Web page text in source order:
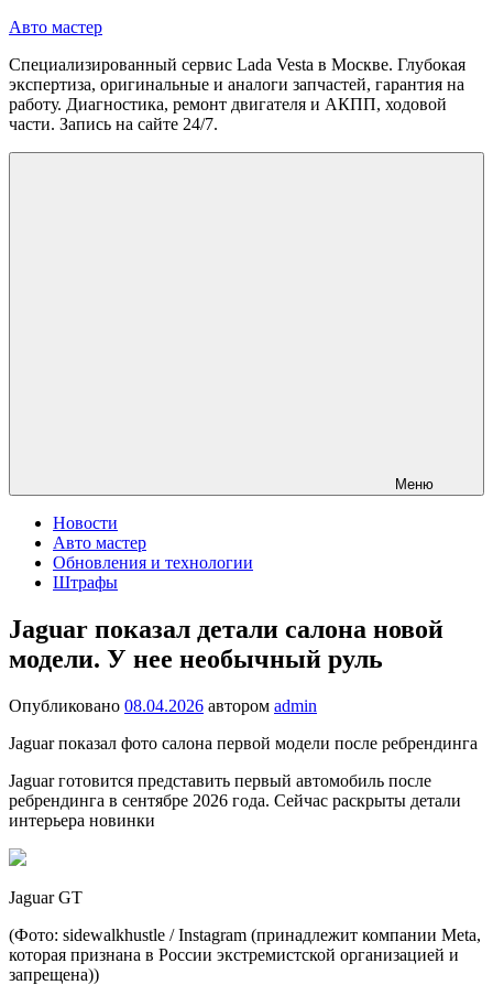
Перейти
содержимому
Авто мастер
Специализированный сервис Lada Vesta в Москве. Глубокая
экспертиза, оригинальные и аналоги запчастей, гарантия на
работу. Диагностика, ремонт двигателя и АКПП, ходовой
части. Запись на сайте 24/7.
Меню
Новости
Авто мастер
Обновления и технологии
Штрафы
Jaguar показал детали салона новой
модели. У нее необычный руль
Опубликовано 08.04.2026 автором admin
Jaguar показал фото салона первой модели после ребрендинга
Jaguar готовится представить первый автомобиль после
ребрендинга в сентябре 2026 года. Сейчас раскрыты детали
интерьера новинки
Jaguar GT
(Фото: sidewalkhustle / Instagram (принадлежит компании Metа,
которая признана в России экстремистской организацией и
запрещена))